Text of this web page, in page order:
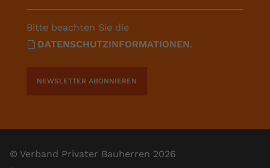
Bitte beachten Sie die
DATENSCHUTZINFORMATIONEN.
NEWSLETTER ABONNIEREN
© Verband Privater Bauherren 2026